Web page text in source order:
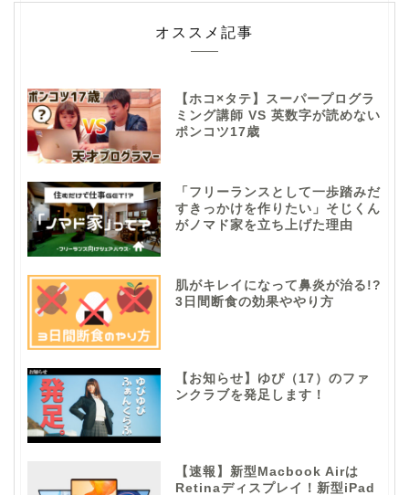
オススメ記事
【ホコ×タテ】スーパープログラ
ミング講師 VS 英数字が読めない
ポンコツ17歳
「フリーランスとして一歩踏みだ
すきっかけを作りたい」そじくん
がノマド家を立ち上げた理由
肌がキレイになって鼻炎が治る!?
3日間断食の効果ややり方
【お知らせ】ゆぴ（17）のファ
ンクラブを発足します！
【速報】新型Macbook Airは
Retinaディスプレイ！新型iPad